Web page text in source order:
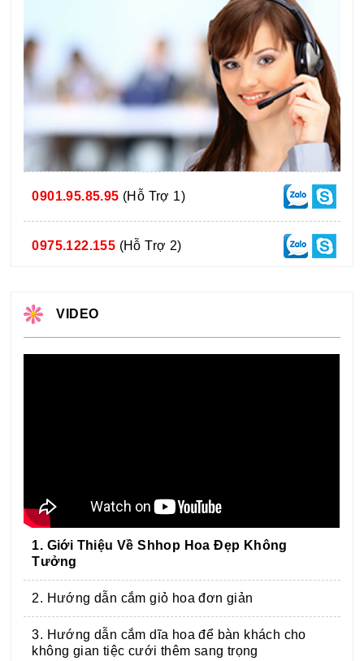
0901.95.85.95 (Hỗ Trợ 1)
0975.122.155 (Hỗ Trợ 2)
VIDEO
1. Giới Thiệu Về Shhop Hoa Đẹp Không
Tưởng
2. Hướng dẫn cắm giỏ hoa đơn giản
3. Hướng dẫn cắm dĩa hoa để bàn khách cho
không gian tiệc cưới thêm sang trọng